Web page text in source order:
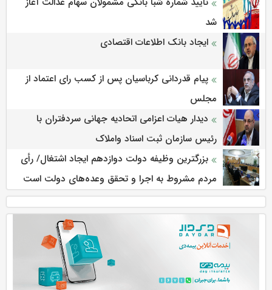
شد
ایجاد بانک اطلاعات اقتصادی
پیام قدردانی کرباسیان پس از کسب رای اعتماد از
مجلس
دیدار هیات اعزامی اتحادیه جهانی سردفتران با
رئیس سازمان ثبت اسناد واملاک
بزرگترین وظیفه دولت دوازدهم ایجاد اشتغال/ رأی
مردم مشروط به اجرا و تحقق وعده‌های دولت است